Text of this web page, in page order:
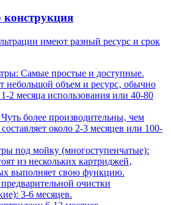
имеют разный ресурс и срок
Самые простые и доступные.
объем и ресурс‚ обычно
2 месяца использования или 40-80
более производительны‚ чем
около 2-3 месяцев или 100-
под мойку (многоступенчатые):
из нескольких картриджей‚
выполняет свою функцию.
очистки
3-6 месяцев.